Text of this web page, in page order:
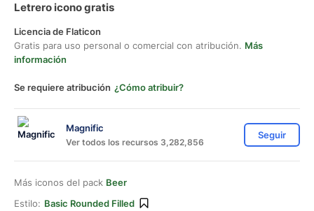
Letrero icono gratis
Licencia de Flaticon
Gratis para uso personal o comercial con atribución. Más
información
Se requiere atribución ¿Cómo atribuir?
Magnific
Ver todos los recursos 3,282,856
Seguir
Más iconos del pack Beer
Estilo: Basic Rounded Filled